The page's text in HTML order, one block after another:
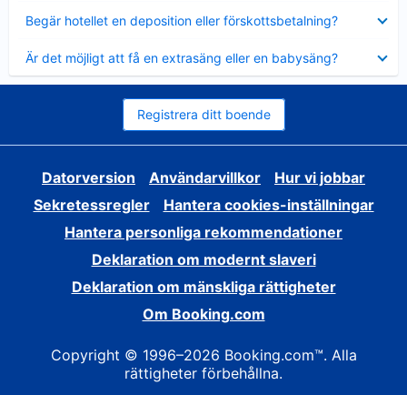
Begär hotellet en deposition eller förskottsbetalning?
mindre
Är det möjligt att få en extrasäng eller en babysäng?
mindre
Registrera ditt boende
Datorversion Användarvillkor
Hur vi jobbar
Sekretessregler
Hantera cookies-inställningar
Hantera personliga rekommendationer
Deklaration om modernt slaveri
Deklaration om mänskliga rättigheter
Om Booking.com
Copyright © 1996–2026 Booking.com™. Alla
rättigheter förbehållna.